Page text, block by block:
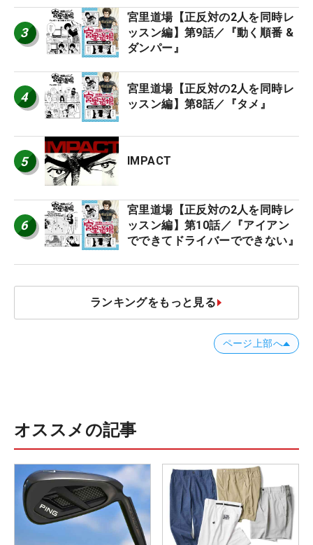
3
宮里道場【正反対の2人を同時レ
ッスン編】第9話／『動く順番 &
ダンパー』
4
宮里道場【正反対の2人を同時レ
ッスン編】第8話／『タメ』
5 IMPACT
6
宮里道場【正反対の2人を同時レ
ッスン編】第10話／『アイアン
でできてドライバーでできない』
ランキングをもっと見る
ページ上部へ
オススメの記事